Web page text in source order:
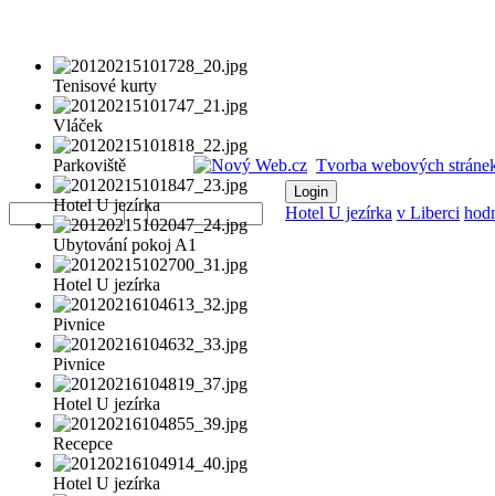
Tenisové kurty
Vláček
Parkoviště
Hotel U jezírka
Ubytování pokoj A1
Hotel U jezírka
Pivnice
Pivnice
Hotel U jezírka
Recepce
Hotel U jezírka
Tvorba webových
Username
Password
Hotel U jezírka v Liberci